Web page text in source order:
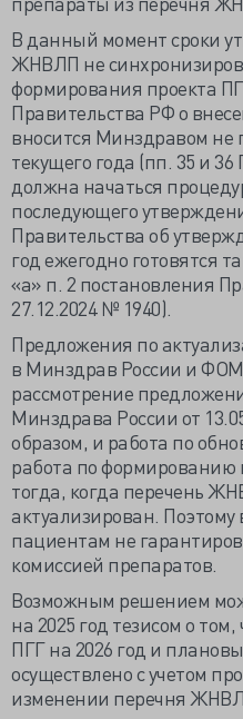
В данный момент сроки
ЖНВЛП не
формирования проекта
Правительства РФ о
вносится Минздравом не
текущего года (пп. 35 и
должна начаться
последующего
Правительства об
год ежегодно готовятся
«а» п. 2 постановления
27.12.2024 № 1940).
Предложения по
в Минздрав России и
рассмотрение
Минздрава России от
образом, и работа по
работа по формированию
тогда, когда перечень
актуализирован.
пациентам не
комиссией препаратов.
Возможным решением
на 2025 год тезисом о
ПГГ на 2026 год и
осуществлено с учетом
изменении перечня